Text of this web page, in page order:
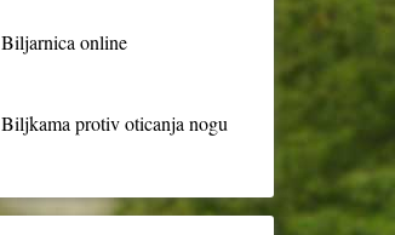
Biljarnica online
Biljkama protiv oticanja nogu